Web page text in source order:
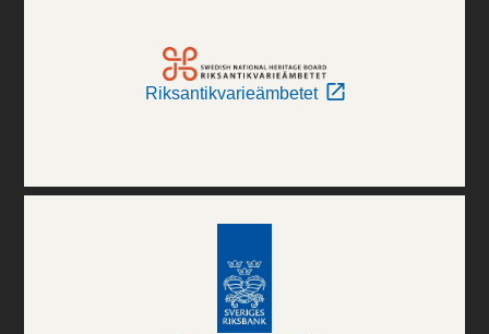
Riksantikvarieämbetet